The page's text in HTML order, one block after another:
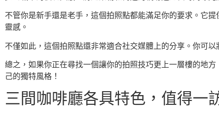
不管你是新手還是老手，這個拍照點都能滿足你的要求。它
靈感。
不僅如此，這個拍照點還非常適合社交媒體上的分享。你可
總之，如果你正在尋找一個讓你的拍照技巧更上一層樓的地
己的獨特風格！
三間咖啡廳各具特色，值得一